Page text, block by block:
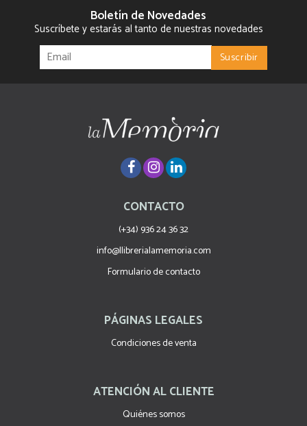
Boletín de Novedades
Suscríbete y estarás al tanto de nuestras novedades
CONTACTO
(+34) 936 24 36 32
info@llibrerialamemoria.com
Formulario de contacto
PÁGINAS LEGALES
Condiciones de venta
ATENCIÓN AL CLIENTE
Quiénes somos